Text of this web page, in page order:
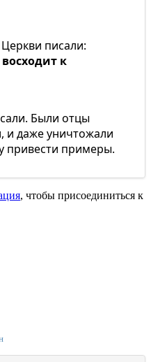
писали:
к
Были отцы
и даже уничтожали
привести примеры.
, чтобы присоединиться к